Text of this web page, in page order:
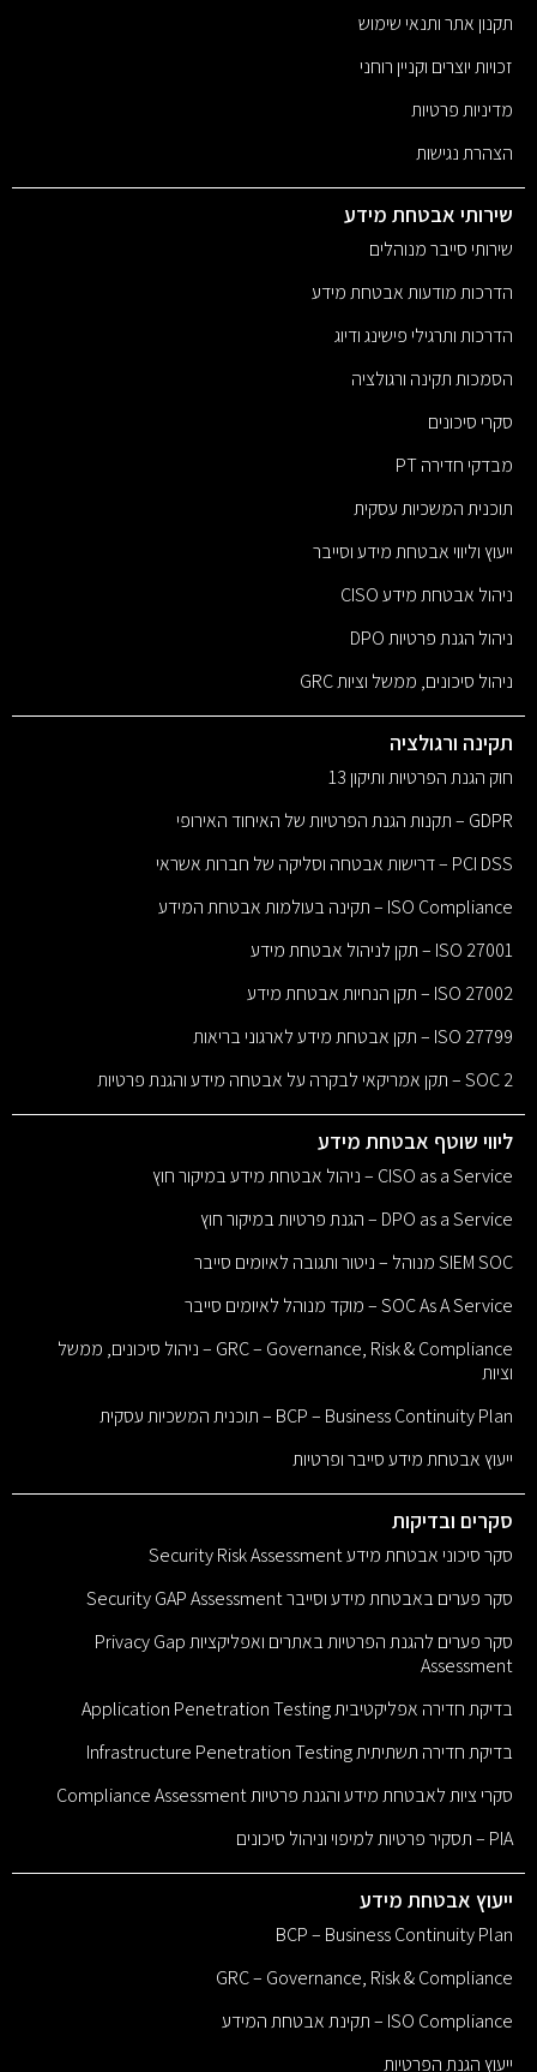
תקנון אתר ותנאי שימוש
זכויות יוצרים וקניין רוחני
מדיניות פרטיות
הצהרת נגישות
שירותי אבטחת מידע
שירותי סייבר מנוהלים
הדרכות מודעות אבטחת מידע
הדרכות ותרגילי פישינג ודיוג
הסמכות תקינה ורגולציה
סקרי סיכונים
מבדקי חדירה PT
תוכנית המשכיות עסקית
ייעוץ וליווי אבטחת מידע וסייבר
ניהול אבטחת מידע CISO
ניהול הגנת פרטיות DPO
ניהול סיכונים, ממשל וציות GRC
תקינה ורגולציה
חוק הגנת הפרטיות ותיקון 13
GDPR – תקנות הגנת הפרטיות של האיחוד האירופי
PCI DSS – דרישות אבטחה וסליקה של חברות אשראי
ISO Compliance – תקינה בעולמות אבטחת המידע
ISO 27001 – תקן לניהול אבטחת מידע
ISO 27002 – תקן הנחיות אבטחת מידע
ISO 27799 – תקן אבטחת מידע לארגוני בריאות
SOC 2 – תקן אמריקאי לבקרה על אבטחה מידע והגנת פרטיות
ליווי שוטף אבטחת מידע
CISO as a Service – ניהול אבטחת מידע במיקור חוץ
DPO as a Service – הגנת פרטיות במיקור חוץ
SIEM SOC מנוהל – ניטור ותגובה לאיומים סייבר
SOC As A Service – מוקד מנוהל לאיומים סייבר
GRC – Governance, Risk & Compliance – ניהול סיכונים, ממשל
וציות
BCP – Business Continuity Plan – תוכנית המשכיות עסקית
ייעוץ אבטחת מידע סייבר ופרטיות
סקרים ובדיקות
סקר סיכוני אבטחת מידע Security Risk Assessment
סקר פערים באבטחת מידע וסייבר Security GAP Assessment
סקר פערים להגנת הפרטיות באתרים ואפליקציות Privacy Gap
Assessment
בדיקת חדירה אפליקטיבית Application Penetration Testing
בדיקת חדירה תשתיתית Infrastructure Penetration Testing
סקרי ציות לאבטחת מידע והגנת פרטיות Compliance Assessment
PIA – תסקיר פרטיות למיפוי וניהול סיכונים
ייעוץ אבטחת מידע
BCP – Business Continuity Plan
GRC – Governance, Risk & Compliance
ISO Compliance – תקינת אבטחת המידע
ייעוץ הגנת הפרטיות